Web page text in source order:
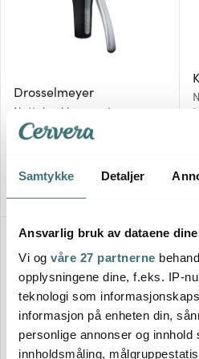
Samtykke Detaljer
Ansvarlig bruk av dataene dine
Vi og våre 27 partnerne
opplysningene dine, f.eks. IP-
teknologi som
informasjon på enheten din,
personlige annonser og innhold
innholdsmåling,
Drosselmeyer
Nøtteknekker svart
719 kr